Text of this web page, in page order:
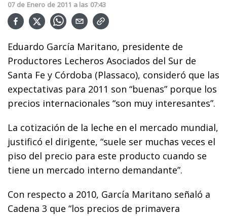
07 de Enero de 2011 a las 07:43
Eduardo García Maritano, presidente de
Productores Lecheros Asociados del Sur de
Santa Fe y Córdoba (Plassaco), consideró que las
expectativas para 2011 son “buenas” porque los
precios internacionales “son muy interesantes”.
La cotización de la leche en el mercado mundial,
justificó el dirigente, “suele ser muchas veces el
piso del precio para este producto cuando se
tiene un mercado interno demandante”.
Con respecto a 2010, García Maritano señaló a
Cadena 3 que “los precios de primavera